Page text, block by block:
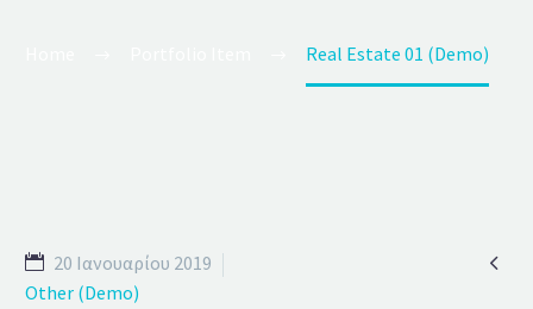
Real Estate 01 (Demo)

20 Ιανουαρίου 2019
Other (Demo)